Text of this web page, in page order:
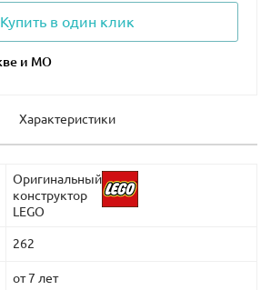
Купить в один клик
Характеристики
Оригинальный
конструктор
LEGO
262
от 7 лет